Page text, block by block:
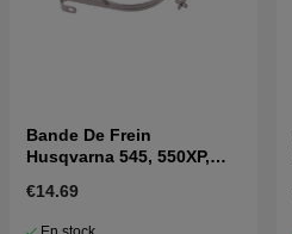
Bande De Frein
Husqvarna 545, 550XP,
€14.69